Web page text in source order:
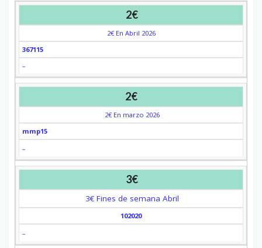
DESCRIPCIÓN
2€
2€ En Abril 2026
367115
–
2€
2€ En marzo 2026
mmp15
–
3€
3€ Fines de semana Abril
102020
–